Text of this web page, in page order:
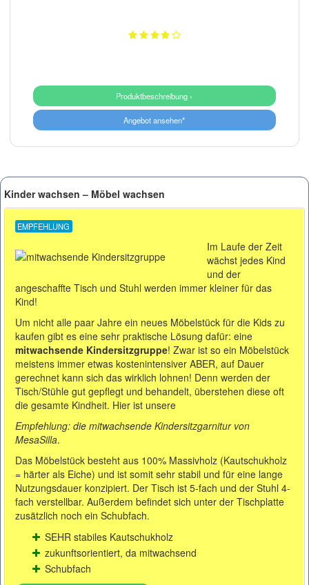
Produktbeschreibung ›
Angebot ansehen*
Kinder wachsen – Möbel wachsen
EMPFEHLUNG
Im Laufe der Zeit
wächst jedes Kind
und der
angeschaffte Tisch und Stuhl werden immer kleiner für das
Kind!
Um nicht alle paar Jahre ein neues Möbelstück für die Kids zu
kaufen gibt es eine sehr praktische Lösung dafür: eine
mitwachsende Kindersitzgruppe! Zwar ist so ein Möbelstück
meistens immer etwas kostenintensiver ABER, auf Dauer
gerechnet kann sich das wirklich lohnen! Denn werden der
Tisch/Stühle gut gepflegt und behandelt, überstehen diese oft
die gesamte Kindheit. Hier ist unsere
Empfehlung: die mitwachsende Kindersitzgarnitur von
MesaSilla.
Das Möbelstück besteht aus 100% Massivholz (Kautschukholz
= härter als Eiche) und ist somit sehr stabil und für eine lange
Nutzungsdauer konzipiert. Der Tisch ist 5-fach und der Stuhl 4-
fach verstellbar. Außerdem befindet sich unter der Tischplatte
zusätzlich noch ein Schubfach.
SEHR stabiles Kautschukholz
zukunftsorientiert, da mitwachsend
Schubfach